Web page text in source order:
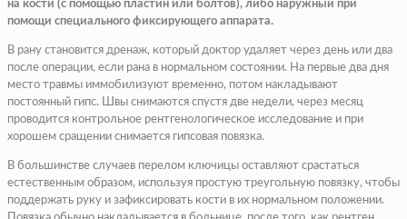
на кости (с помощью пластин или болтов), либо наружный при
помощи специального фиксирующего аппарата.
В рану становится дренаж, который доктор удаляет через день или два
после операции, если рана в нормальном состоянии. На первые два дня
место травмы иммобилизуют временно, потом накладывают
постоянный гипс. Швы снимаются спустя две недели, через месяц
проводится контрольное рентгенологическое исследование и при
хорошем сращении снимается гипсовая повязка.
В большинстве случаев перелом ключицы оставляют срастаться
естественным образом, используя простую треугольную повязку, чтобы
поддержать руку и зафиксировать кости в их нормальном положении.